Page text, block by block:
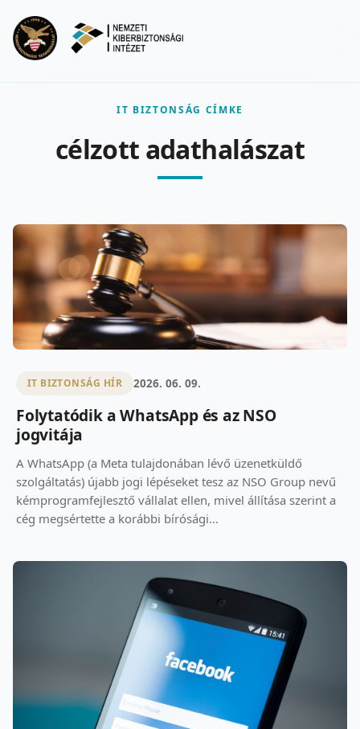
IT BIZTONSÁG CÍMKE
célzott adathalászat
IT BIZTONSÁG HÍR 2026. 06. 09.
Folytatódik a WhatsApp és az NSO
jogvitája
A WhatsApp (a Meta tulajdonában lévő üzenetküldő
szolgáltatás) újabb jogi lépéseket tesz az NSO Group nevű
kémprogramfejlesztő vállalat ellen, mivel állítása szerint a
cég megsértette a korábbi bírósági...